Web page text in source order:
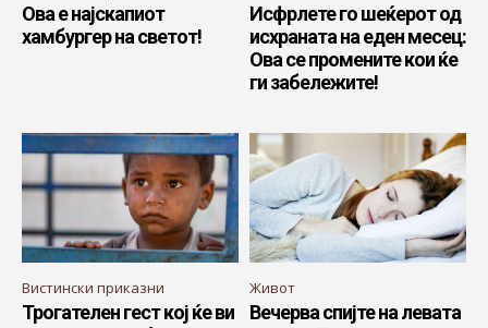
Ова е најскапиот
хамбургер на светот!
Исфрлете го шеќерот од
исхраната на еден месец:
Ова се промените кои ќе
ги забележите!
Вистински приказни
Трогателен гест кој ќе ви
Живот
Вечерва спијте на левата